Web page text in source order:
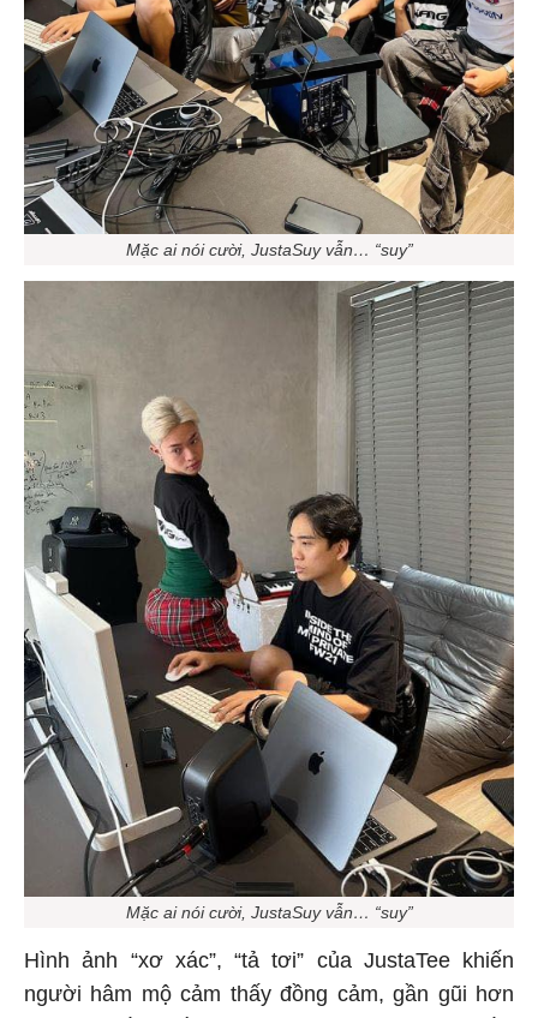
Mặc ai nói cười, JustaSuy vẫn… “suy”
Mặc ai nói cười, JustaSuy vẫn… “suy”
Hình ảnh “xơ xác”, “tả tơi” của JustaTee khiến
người hâm mộ cảm thấy đồng cảm, gần gũi hơn